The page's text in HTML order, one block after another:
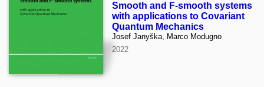
Smooth and F-smooth systems
with applications to Covariant
Quantum Mechanics
Josef Janyška, Marco Modugno
2022